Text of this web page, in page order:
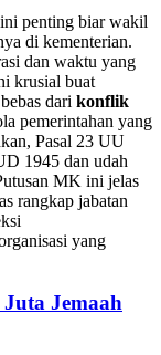
penting biar wakil
di kementerian.
dan waktu yang
krusial buat
dari konflik
pemerintahan yang
Pasal 23 UU
1945 dan udah
MK ini jelas
rangkap jabatan
yang
Jemaah